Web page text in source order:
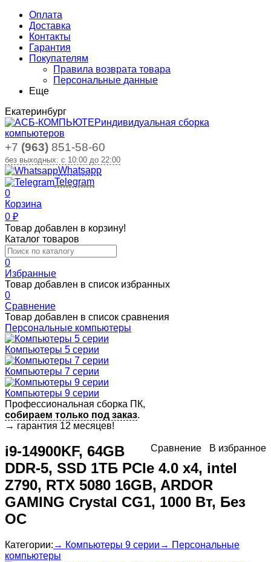
Оплата
Доставка
Контакты
Гарантия
Покупателям
Правила возврата товара
Персональные данные
Еще
Екатеринбург
индивидуальная сборка
компьютеров
+7 (963) 851-58-60
без выходных: с 10:00 до 22:00
Whatsapp
Telegram
0
Корзина
0 ₽
Товар добавлен в корзину!
Каталог товаров
0
Избранные
Товар добавлен в список избранных
0
Сравнение
Товар добавлен в список сравнения
Персональные компьютеры
Компьютеры 5 серии
Компьютеры 7 серии
Компьютеры 9 серии
Профессиональная сборка ПК,
собираем только под заказ.
→ гарантия 12 месяцев!
В избранное
Сравнение
i9-14900KF, 64GB
DDR-5, SSD 1ТБ PCIe 4.0 x4, intel
Z790, RTX 5080 16GB, ARDOR
GAMING Crystal CG1, 1000 Вт, Без
ОС
Категории: → Компьютеры 9 серии → Персональные
компьютеры